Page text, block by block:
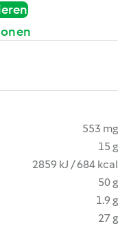
553 mg
15 g
2859 kJ / 684 kcal
50 g
1.9 g
27 g